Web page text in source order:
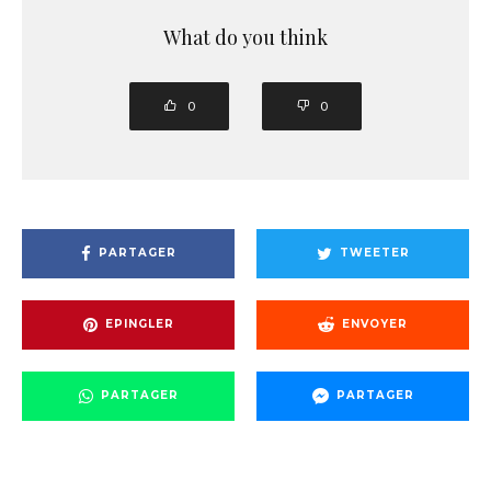
What do you think
0 0
PARTAGER TWEETER
EPINGLER ENVOYER
PARTAGER PARTAGER